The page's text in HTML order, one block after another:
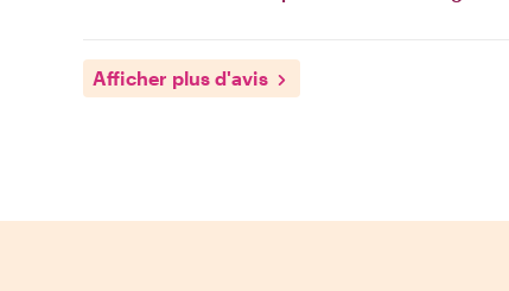
Afficher plus d'avis